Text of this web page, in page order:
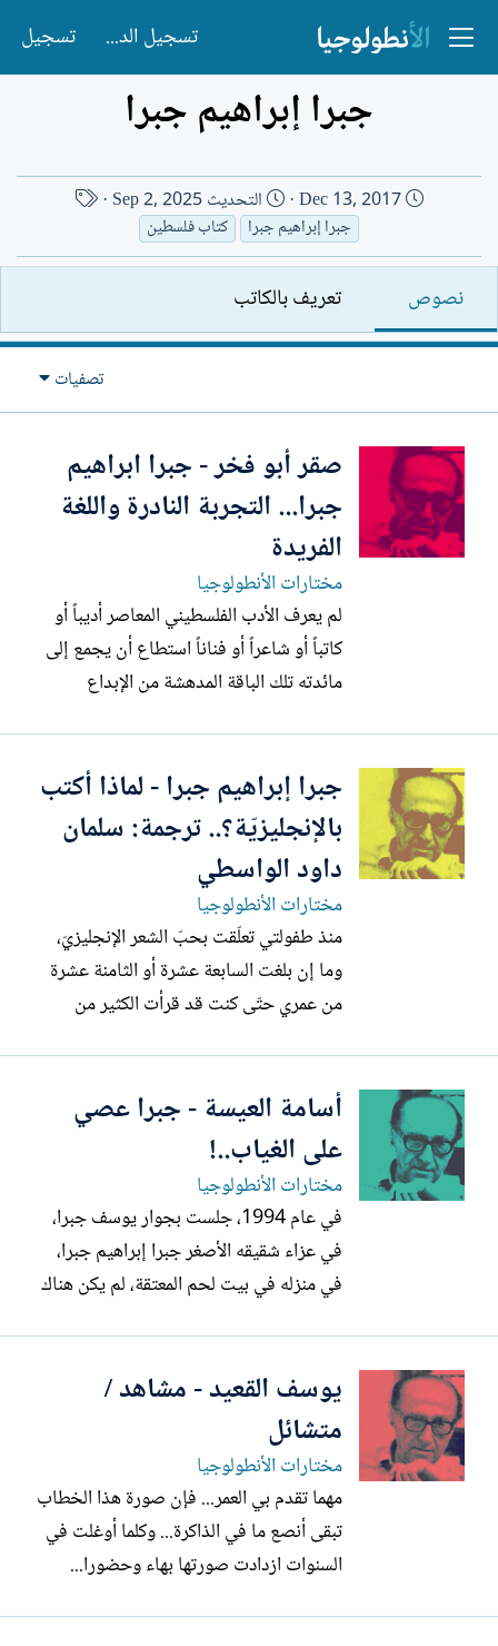
تسجيل الدخول تسجيل
جبرا إبراهيم جبرا
ت
ر
ا
ن
ش
ا
ء
Dec 13, 2017 التحديث Sep 2, 2025
ا
م
ك
ت
ب
جبرا إبراهيم جبرا كتاب فلسطين
نصوص تعريف بالكاتب
تصفيات
صقر أبو فخر - جبرا ابراهيم
جبرا... التجربة النادرة واللغة
الفريدة
مختارات الأنطولوجيا
لم يعرف الأدب الفلسطيني المعاصر أديباً أو
كاتباً أو شاعراً أو فناناً استطاع أن يجمع إلى
مائدته تلك الباقة المدهشة من الإبداع
لجبرا إبراهيم جبرا. وكان كثيرون يظنون، إلى
عهد قريب، أن جبرا إبراهيم جبرا عراقي لا
فلسطيني. ولعل...
جبرا إبراهيم جبرا - لماذا أكتب
بالإنجليزيّة؟.. ترجمة: سلمان
داود الواسطي
مختارات الأنطولوجيا
منذ طفولتي تعلّقت بحبّ الشعر الإنجليزيّ،
وما إن بلغت السابعة عشرة أو الثامنة عشرة
من عمري حتّى كنت قد قرأت الكثير من
إلى اللغة العربيّة، كما قرأت الكثير من الأعمال
الروائيّة بالإنجليزيّة، والكثير من روائع
الأدبين...
أسامة العيسة - جبرا عصي
على الغياب..!
مختارات الأنطولوجيا
في عام 1994، جلست بجوار يوسف جبرا،
في عزاء شقيقه الأصغر جبرا إبراهيم جبرا،
في منزله في بيت لحم المعتقة، لم يكن هناك
واحدة كانت كافية، حضر الصحافي جاك
خزمو وقرينته من القدس، ويوسف وزوجته
ذات الوجه المريمي، التي تفيض...
يوسف القعيد - مشاهد /
متشائل
مختارات الأنطولوجيا
مهما تقدم بي العمر... فإن صورة هذا الخطاب
تبقى أنصع ما في الذاكرة... وكلما أوغلت في
السنوات ازدادت صورتها بهاء وحضورا...